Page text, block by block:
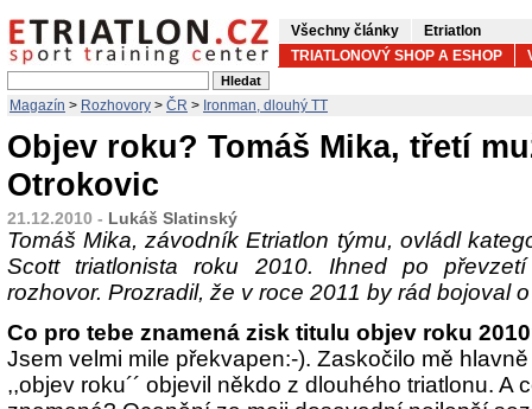
Všechny články
Etriatlon
TRIATLONOVÝ SHOP A ESHOP
Magazín > Rozhovory > ČR > Ironman, dlouhý TT
Objev roku? Tomáš Mika, třetí
Otrokovic
21.12.2010 - Lukáš Slatinský
Tomáš Mika, závodník Etriatlon týmu, ovládl
Scott triatlonista roku 2010. Ihned po
rozhovor. Prozradil, že v roce 2011 by rád bojoval
Co pro tebe znamená zisk titulu objev roku
Jsem velmi mile překvapen:-). Zaskočilo mě
,,objev roku´´ objevil někdo z dlouhého triatlonu. A